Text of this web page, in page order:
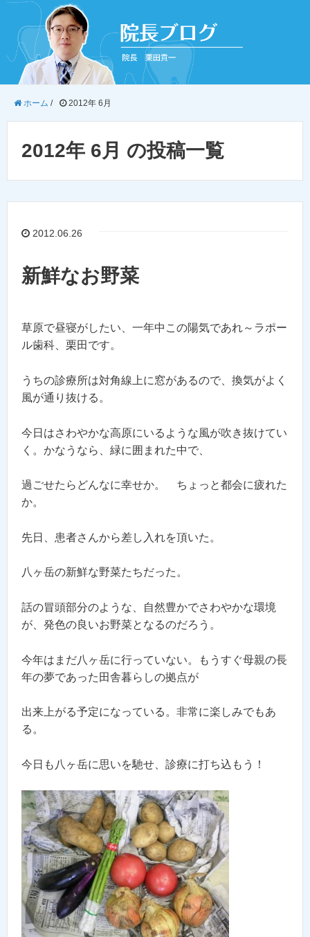
ホーム / 2012年 6月
2012年 6月 の投稿一覧
2012.06.26
新鮮なお野菜
草原で昼寝がしたい、一年中この陽気であれ～ラポー
ル歯科、栗田です。
うちの診療所は対角線上に窓があるので、換気がよく
風が通り抜ける。
今日はさわやかな高原にいるような風が吹き抜けてい
く。かなうなら、緑に囲まれた中で、
過ごせたらどんなに幸せか。 ちょっと都会に疲れた
か。
先日、患者さんから差し入れを頂いた。
八ヶ岳の新鮮な野菜たちだった。
話の冒頭部分のような、自然豊かでさわやかな環境
が、発色の良いお野菜となるのだろう。
今年はまだ八ヶ岳に行っていない。もうすぐ母親の長
年の夢であった田舎暮らしの拠点が
出来上がる予定になっている。非常に楽しみでもあ
る。
今日も八ヶ岳に思いを馳せ、診療に打ち込もう！